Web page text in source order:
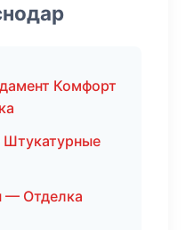
Комфорт
— Отделка